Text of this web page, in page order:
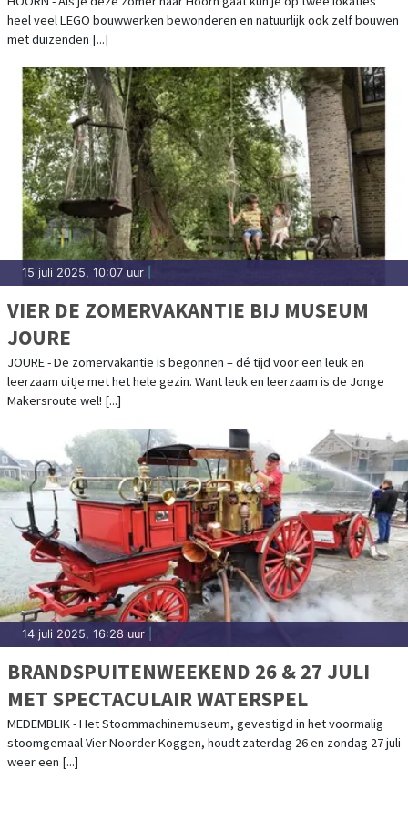
heel veel LEGO bouwwerken bewonderen en natuurlijk ook zelf bouwen
met duizenden [...]
15 juli 2025, 10:07 uur
VIER DE ZOMERVAKANTIE BIJ MUSEUM
JOURE
JOURE - De zomervakantie is begonnen – dé tijd voor een leuk en
leerzaam uitje met het hele gezin. Want leuk en leerzaam is de Jonge
Makersroute wel! [...]
14 juli 2025, 16:28 uur
BRANDSPUITENWEEKEND 26 & 27 JULI
MET SPECTACULAIR WATERSPEL
MEDEMBLIK - Het Stoommachinemuseum, gevestigd in het voormalig
stoomgemaal Vier Noorder Koggen, houdt zaterdag 26 en zondag 27 juli
weer een [...]